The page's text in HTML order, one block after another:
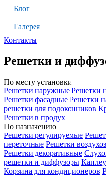
Блог
Галерея
Контакты
Решетки и
По месту установки
Решетки наружные Решетки
Решетки фасадные Решетки
решетки для подоконников
Решетки в продух
По назначению
Решетки регулируемые
переточные Решетки
Решетки декоративные
решетки и диффузоры
Корзина для кондиционеров